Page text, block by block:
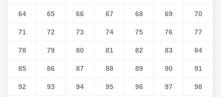
64 65 66 67 68 69 70
71 72 73 74 75 76 77
78 79 80 81 82 83 84
85 86 87 88 89 90 91
92 93 94 95 96 97 98